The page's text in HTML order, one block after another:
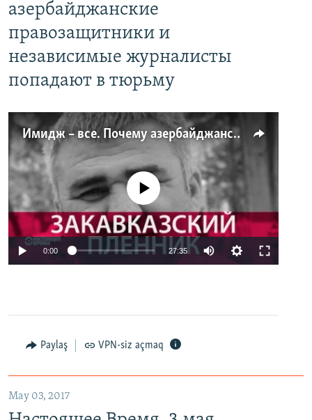
азербайджанские
правозащитники и
независимые журналисты
попадают в тюрьму
Имидж – все. Почему азербайджанские правозащитники и независимые журналисты попадают в тюрьму
No media source currently available
0:00 27:35
Paylaş VPN-siz açmaq
May 03, 2017